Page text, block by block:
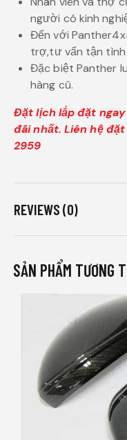
người có kinh
Đến với
trợ,tư vấn tận tình
Đặc biệt Panther
hàng cũ.
Đặt lịch lắp đặt
đãi nhất. Liên hệ
2959
REVIEWS (0)
SẢN PHẨM TƯƠNG